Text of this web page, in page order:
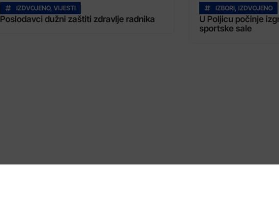
IZDVOJENO, VIJESTI
Poslodavci dužni zaštiti zdravlje radnika
IZBORI IZDVOJENO
U Poljicu počinje
sportske sale